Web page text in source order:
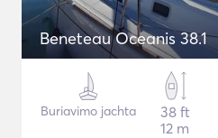
Beneteau Oceanis 38.1
Buriavimo jachta
38 ft
12 m